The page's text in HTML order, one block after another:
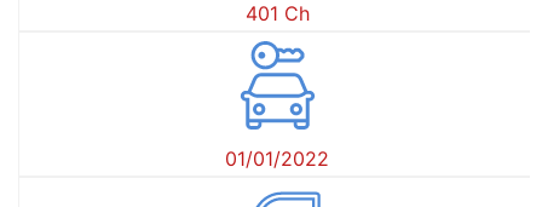
401 Ch
01/01/2022